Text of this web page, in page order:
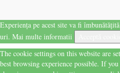
Experiența pe acest site va fi
uri. Mai multe informatii
The cookie settings on this website are
best browsing experience possible. If